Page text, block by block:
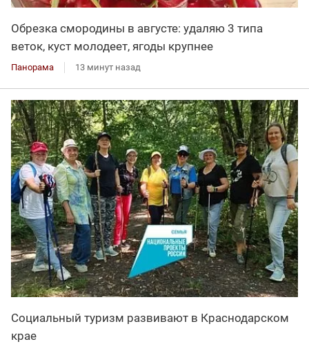
Обрезка смородины в августе: удаляю 3 типа
веток, куст молодеет, ягоды крупнее
Панорама 13 минут назад
Социальный туризм развивают в Краснодарском
крае